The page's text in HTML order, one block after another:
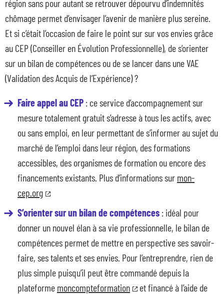
région sans pour autant se retrouver dépourvu d’indemnités
chômage permet d’envisager l’avenir de manière plus sereine.
Et si c’était l’occasion de faire le point sur sur vos envies grâce
au CEP (Conseiller en Évolution Professionnelle), de s’orienter
sur un bilan de compétences ou de se lancer dans une VAE
(Validation des Acquis de l’Expérience) ?
Faire appel au CEP : ce service d’accompagnement sur
mesure totalement gratuit s’adresse à tous les actifs, avec
ou sans emploi, en leur permettant de s’informer au sujet du
marché de l’emploi dans leur région, des formations
accessibles, des organismes de formation ou encore des
financements existants. Plus d’informations sur mon-
cep.org
S’orienter sur un bilan de compétences : idéal pour
donner un nouvel élan à sa vie professionnelle, le bilan de
compétences permet de mettre en perspective ses savoir-
faire, ses talents et ses envies. Pour l’entreprendre, rien de
plus simple puisqu’il peut être commandé depuis la
plateforme moncompteformation
et financé à l’aide de